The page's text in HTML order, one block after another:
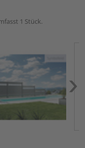
1 Stück.